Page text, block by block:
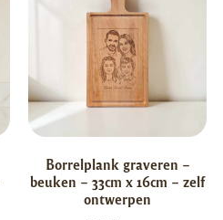
Borrelplank graveren –
beuken – 33cm x 16cm – zelf
ontwerpen